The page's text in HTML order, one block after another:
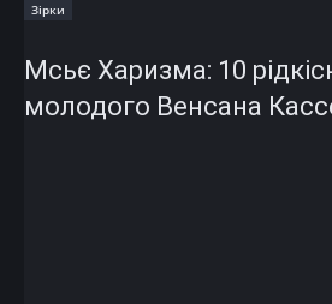
Зірки
Мсьє Харизма: 10
молодого Венсана